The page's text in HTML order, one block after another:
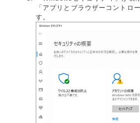
「アプリとブラウザーコントロ
す。